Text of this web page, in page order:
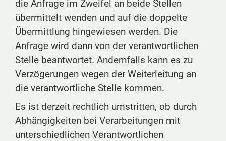
die Anfrage im Zweifel an beide Stellen
übermittelt wenden und auf die doppelte
Übermittlung hingewiesen werden. Die
Anfrage wird dann von der verantwortlichen
Stelle beantwortet. Andernfalls kann es zu
Verzögerungen wegen der Weiterleitung an
die verantwortliche Stelle kommen.
Es ist derzeit rechtlich umstritten, ob durch
Abhängigkeiten bei Verarbeitungen mit
unterschiedlichen Verantwortlichen